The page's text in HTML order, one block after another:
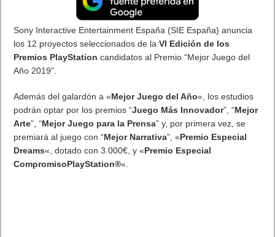
La inteligencia artificial abre nuevos retos a los sectores del
motor, logística y transporte.
Big Things trae a Madrid las
carreras mundiales de coches autónomos de Amazon
1/18 y diversas ponencias relacionadas con la eficiencia
logística, la conducción autónoma, el mantenimiento predictivo
de vehículos y aviones o el uso de Big Data para mejorar el
transporte